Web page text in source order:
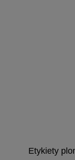
Etykiety